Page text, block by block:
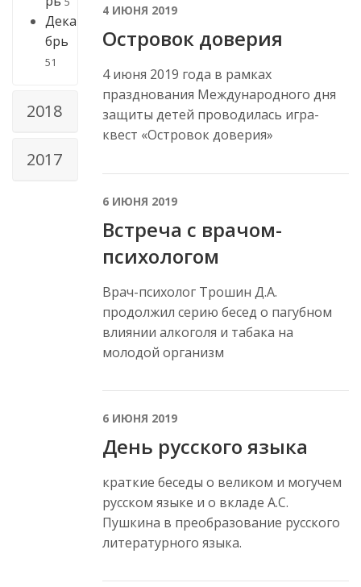
Дека
брь
51
2018
2017
4 ИЮНЯ 2019
Островок доверия
4 июня 2019 года в рамках
празднования Международного дня
защиты детей проводилась игра-
квест «Островок доверия»
6 ИЮНЯ 2019
Встреча с врачом-
психологом
Врач-психолог Трошин Д.А.
продолжил серию бесед о пагубном
влиянии алкоголя и табака на
молодой организм
6 ИЮНЯ 2019
День русского языка
краткие беседы о великом и могучем
русском языке и о вкладе А.С.
Пушкина в преобразование русского
литературного языка.